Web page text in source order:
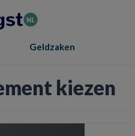
Geldzaken
kiezen